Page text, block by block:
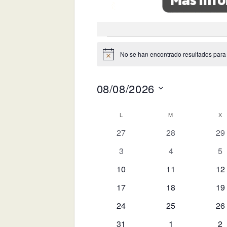
Eventos
Aviso No se han encontrado resultados
08/08/2026
Calendario
Eventos
L M X
0
27
0
28
0
29
0
3
0
4
0
5
0
10
0
11
0
12
0
17
0
18
0
19
0
24
0
25
0
26
0
31
0
1
0
2